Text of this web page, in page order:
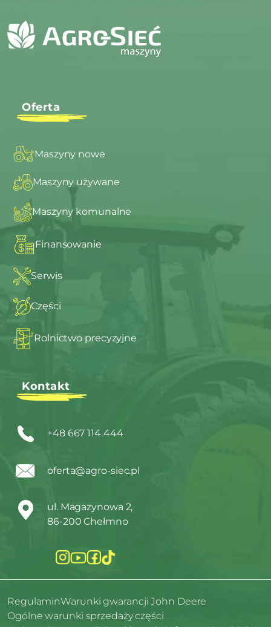
Oferta
Maszyny nowe
Maszyny używane
Maszyny komunalne
Finansowanie
Serwis
Części
Rolnictwo precyzyjne
Kontakt
+48 667 114 444
oferta@agro-siec.pl
ul. Magazynowa 2,
86-200 Chełmno
RegulaminWarunki gwarancji John Deere
Ogólne warunki sprzedaży części